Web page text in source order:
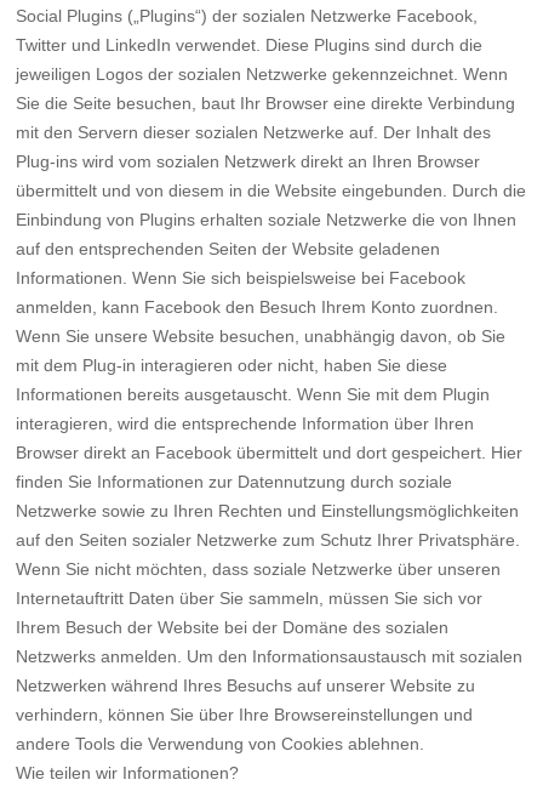
Social Plugins („Plugins“) der sozialen Netzwerke Facebook,
Twitter und LinkedIn verwendet. Diese Plugins sind durch die
jeweiligen Logos der sozialen Netzwerke gekennzeichnet. Wenn
Sie die Seite besuchen, baut Ihr Browser eine direkte Verbindung
mit den Servern dieser sozialen Netzwerke auf. Der Inhalt des
Plug-ins wird vom sozialen Netzwerk direkt an Ihren Browser
übermittelt und von diesem in die Website eingebunden. Durch die
Einbindung von Plugins erhalten soziale Netzwerke die von Ihnen
auf den entsprechenden Seiten der Website geladenen
Informationen. Wenn Sie sich beispielsweise bei Facebook
anmelden, kann Facebook den Besuch Ihrem Konto zuordnen.
Wenn Sie unsere Website besuchen, unabhängig davon, ob Sie
mit dem Plug-in interagieren oder nicht, haben Sie diese
Informationen bereits ausgetauscht. Wenn Sie mit dem Plugin
interagieren, wird die entsprechende Information über Ihren
Browser direkt an Facebook übermittelt und dort gespeichert. Hier
finden Sie Informationen zur Datennutzung durch soziale
Netzwerke sowie zu Ihren Rechten und Einstellungsmöglichkeiten
auf den Seiten sozialer Netzwerke zum Schutz Ihrer Privatsphäre.
Wenn Sie nicht möchten, dass soziale Netzwerke über unseren
Internetauftritt Daten über Sie sammeln, müssen Sie sich vor
Ihrem Besuch der Website bei der Domäne des sozialen
Netzwerks anmelden. Um den Informationsaustausch mit sozialen
Netzwerken während Ihres Besuchs auf unserer Website zu
verhindern, können Sie über Ihre Browsereinstellungen und
andere Tools die Verwendung von Cookies ablehnen.
Wie teilen wir Informationen?